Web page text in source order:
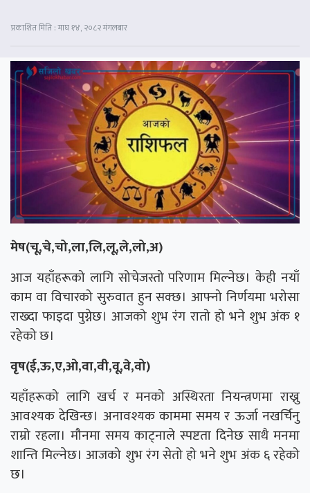
प्रकाशित मिति : माघ १४, २०८२ मंगलबार
मेष(चू,चे,चो,ला,लि,लू,ले,लो,अ)
आज यहाँहरूको लागि सोचेजस्तो परिणाम मिल्नेछ। केही नयाँ
काम वा विचारको सुरुवात हुन सक्छ। आफ्नो निर्णयमा भरोसा
राख्दा फाइदा पुग्नेछ। आजको शुभ रंग रातो हो भने शुभ अंक १
रहेको छ।
वृष(ई,ऊ,ए,ओ,वा,वी,वू,वे,वो)
यहाँहरूको लागि खर्च र मनको अस्थिरता नियन्त्रणमा राख्नु
आवश्यक देखिन्छ। अनावश्यक काममा समय र ऊर्जा नखर्चिनु
राम्रो रहला। मौनमा समय काट्नाले स्पष्टता दिनेछ साथै मनमा
शान्ति मिल्नेछ। आजको शुभ रंग सेतो हो भने शुभ अंक ६ रहेको
छ।